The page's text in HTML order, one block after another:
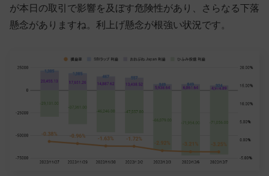
が本日の取引で影響を及ぼす危険性があり、さらなる下落
懸念がありますね。利上げ懸念が根強い状況です。